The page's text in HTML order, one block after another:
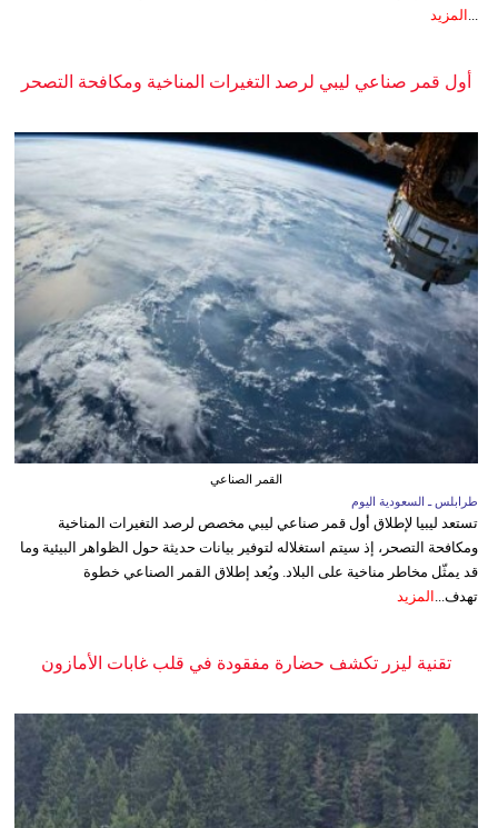
المزيد
أول قمر صناعي ليبي لرصد التغيرات المناخية ومكافحة التصحر
القمر الصناعي
طرابلس ـ السعودية اليوم
تستعد ليبيا لإطلاق أول قمر صناعي ليبي مخصص لرصد التغيرات المناخية
ومكافحة التصحر، إذ سيتم استغلاله لتوفير بيانات حديثة حول الظواهر البيئية وما
قد يمثّل مخاطر مناخية على البلاد. ويُعد إطلاق القمر الصناعي خطوة
تهدف... المزيد
تقنية ليزر تكشف حضارة مفقودة في قلب غابات الأمازون